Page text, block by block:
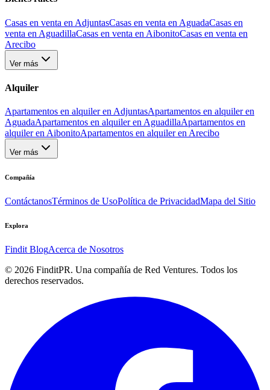
Casas en venta en AdjuntasCasas en venta en AguadaCasas en
venta en AguadillaCasas en venta en AibonitoCasas en venta en
Arecibo
Ver más
Alquiler
Apartamentos en alquiler en AdjuntasApartamentos en alquiler en
AguadaApartamentos en alquiler en AguadillaApartamentos en
alquiler en AibonitoApartamentos en alquiler en Arecibo
Ver más
Compañía
ContáctanosTérminos de UsoPolítica de PrivacidadMapa del Sitio
Explora
Findit BlogAcerca de Nosotros
© 2026 FinditPR. Una compañía de Red Ventures. Todos los
derechos reservados.